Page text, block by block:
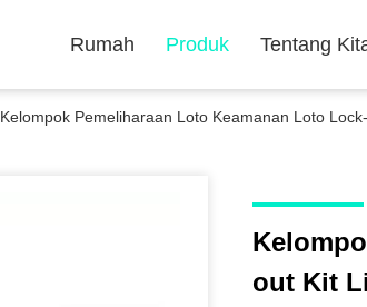
Rumah Produk Tentang
Kelompok Pemeliharaan Loto Keamanan Loto
out Kit